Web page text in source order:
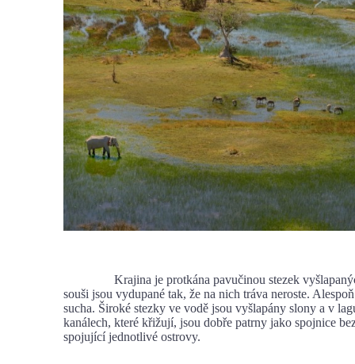
Krajina je protkána pavučinou stezek
souši jsou vydupané tak, že na nich tráva neroste.
sucha. Široké stezky ve vodě jsou vyšlapány slony a v
kanálech, které křižují, jsou dobře patrny jako spojnice
spojující jednotlivé ostrovy.